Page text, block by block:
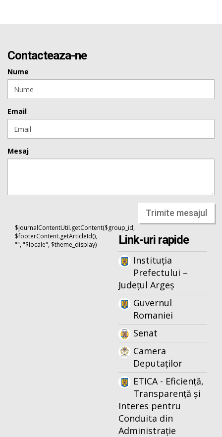
Contacteaza-ne
Nume
Email
Mesaj
Trimite mesajul
$journalContentUtil.getContent($group_id,
$footerContent.getArticleId(),
"", "$locale", $theme_display)
Link-uri rapide
Instituția
Prefectului –
Județul Argeș
Guvernul
Romaniei
Senat
Camera
Deputaților
ETICA - Eficiență,
Transparență și
Interes pentru
Conduita din
Administrație